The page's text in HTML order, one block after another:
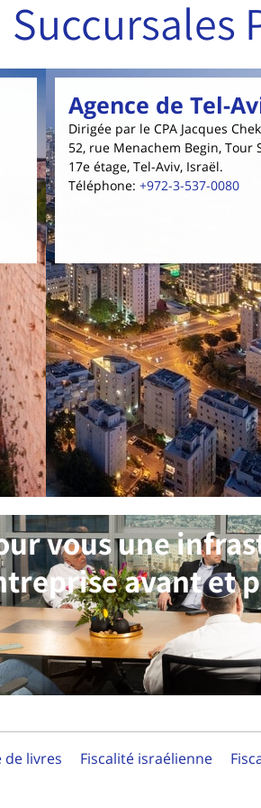
Succursales
Agence de Tel-
Dirigée par le CPA Jacques
52, rue Menachem Begin, Tour
17e étage, Tel-Aviv, Israël.
Téléphone: +972-3-537-0080
vous une
avant et
de livres Fiscalité israélienne